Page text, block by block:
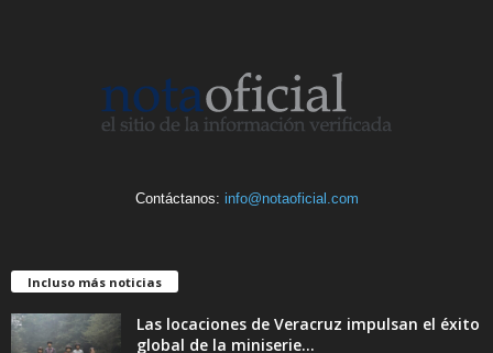
Contáctanos: info@notaoficial.com
Incluso más noticias
Las locaciones de Veracruz impulsan el éxito
global de la miniserie...